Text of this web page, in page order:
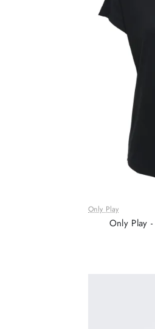
Only Play
Only Play